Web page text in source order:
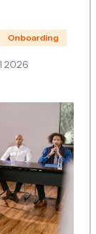
Onboarding
2026